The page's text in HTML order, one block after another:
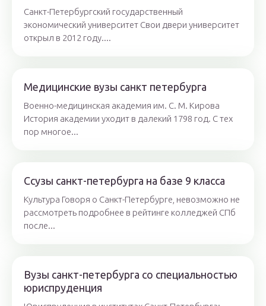
Санкт-Петербургский государственный
экономический университет Свои двери университет
открыл в 2012 году....
Медицинские вузы санкт петербурга
Военно-медицинская академия им. С. М. Кирова
История академии уходит в далекий 1798 год. С тех
пор многое...
Ссузы санкт-петербурга на базе 9 класса
Культура Говоря о Санкт-Петербурге, невозможно не
рассмотреть подробнее в рейтинге колледжей СПб
после...
Вузы санкт-петербурга со специальностью
юриспруденция